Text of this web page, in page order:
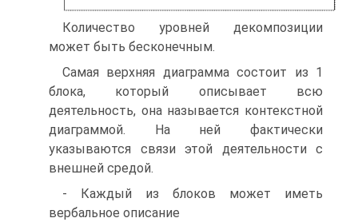
Количество уровней декомпозиции
может быть бесконечным.
Самая верхняя диаграмма состоит из 1
блока, который описывает всю
деятельность, она называется контекстной
диаграммой. На ней фактически
указываются связи этой деятельности с
внешней средой.
- Каждый из блоков может иметь
вербальное описание